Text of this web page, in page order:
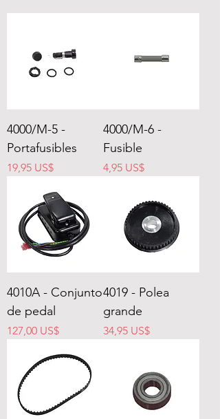
4000/M-5 -
Portafusibles
Precio
19,95 US$
4000/M-6 -
Fusible
Precio
4,95 US$
4010A - Conjunto
de pedal
Precio
127,00 US$
4019 - Polea
grande
Precio
34,95 US$